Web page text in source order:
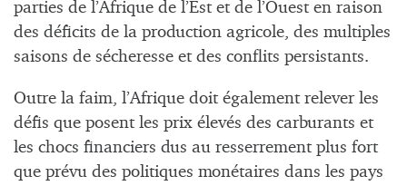
parties de l’Afrique de l’Est et de l’Ouest en raison
des déficits de la production agricole, des multiples
saisons de sécheresse et des conflits persistants.
Outre la faim, l’Afrique doit également relever les
défis que posent les prix élevés des carburants et
les chocs financiers dus au resserrement plus fort
que prévu des politiques monétaires dans les pays